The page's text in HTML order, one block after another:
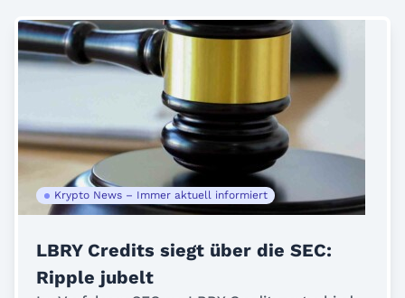
Krypto News – Immer aktuell informiert
LBRY Credits siegt über die SEC:
Ripple jubelt